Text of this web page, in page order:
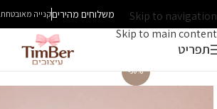
Skip to navigation
Skip to main content
משלוחים מהיריםקנייה מאובטחת
תפריט
-30%